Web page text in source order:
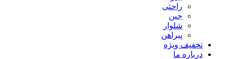
راحتی
جین
شلوار
پیراهن
تخفیف ویژه
درباره ما